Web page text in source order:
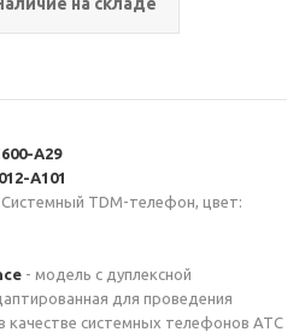
A29
A101
TDM-телефон, цвет:
- модель с дуплексной
для проведения
качестве системных телефонов АТС